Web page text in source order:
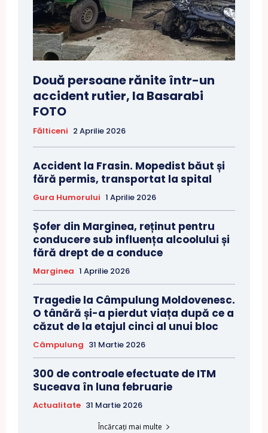
Două persoane rănite într-un
accident rutier, la Basarabi
FOTO
Fălticeni 2 Aprilie 2026
Accident la Frasin. Mopedist băut și
fără permis, transportat la spital
Gura Humorului 1 Aprilie 2026
Șofer din Marginea, reținut pentru
conducere sub influența alcoolului și
fără drept de a conduce
Marginea 1 Aprilie 2026
Tragedie la Câmpulung Moldovenesc.
O tânără și-a pierdut viața după ce a
căzut de la etajul cinci al unui bloc
Câmpulung 31 Martie 2026
300 de controale efectuate de ITM
Suceava în luna februarie
Actualitate 31 Martie 2026
Încărcați mai multe